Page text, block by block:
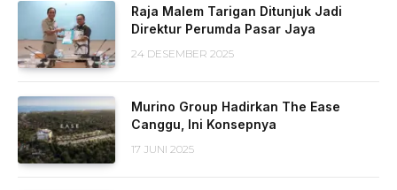
Raja Malem Tarigan Ditunjuk Jadi
Direktur Perumda Pasar Jaya
24 DESEMBER 2025
Murino Group Hadirkan The Ease
Canggu, Ini Konsepnya
17 JUNI 2025